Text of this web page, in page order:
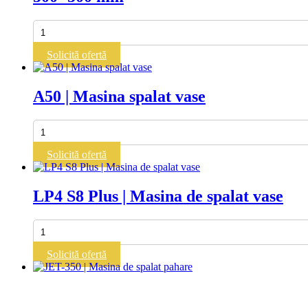
Cantitate
DIHR
12
ELECTRON
Mașină
vase
tip
profesională
500x500
Solicită ofertă
A50 | Masina spalat vase
Cantitate
A50
Masina
spalat
Solicită ofertă
LP4 S8 Plus | Masina de spalat vase
Cantitate
LP4
Plus
|
Solicită ofertă